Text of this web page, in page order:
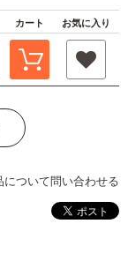
カート お気に入り
について問い合わせる